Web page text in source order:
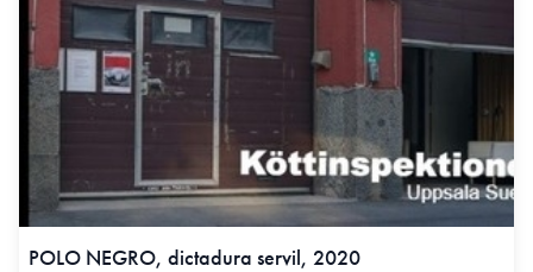
POLO NEGRO, dictadura servil, 2020